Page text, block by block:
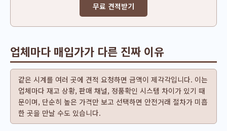
무료 견적받기
업체마다 매입가가 다른 진짜 이유
같은 시계를 여러 곳에 견적 요청하면 금액이 제각각입니다. 이는
업체마다 재고 상황, 판매 채널, 정품확인 시스템 차이가 있기 때
문이며, 단순히 높은 가격만 보고 선택하면 안전거래 절차가 미흡
한 곳을 만날 수도 있습니다.